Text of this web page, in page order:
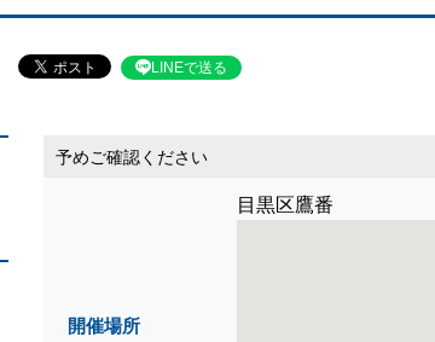
LINEで送る
予めご確認ください
開催場所
目黒区鷹番